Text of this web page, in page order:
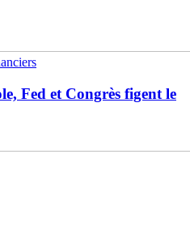
Fed et Congrès figent le